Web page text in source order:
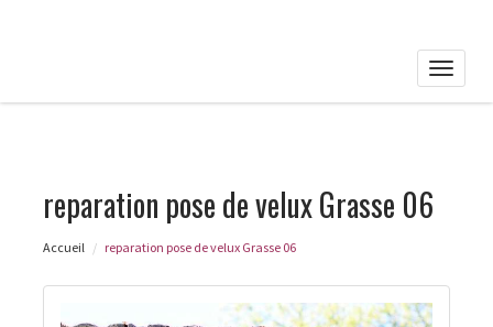
Toggle
reparation pose de velux Grasse 06
Accueil reparation pose de velux Grasse 06